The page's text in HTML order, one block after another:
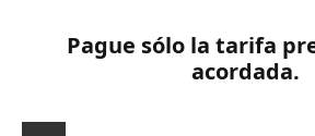
Pague sólo la tarifa
acordada.